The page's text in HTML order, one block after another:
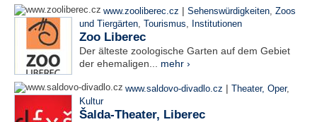
www.zooliberec.cz | Sehenswürdigkeiten, Zoos
und Tiergärten, Tourismus, Institutionen
Zoo Liberec
Der älteste zoologische Garten auf dem Gebiet
der ehemaligen... mehr ›
www.saldovo-divadlo.cz | Theater, Oper,
Kultur
Šalda-Theater, Liberec